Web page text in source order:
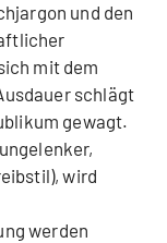
und den
mit dem
schlägt
gewagt.
wird
werden